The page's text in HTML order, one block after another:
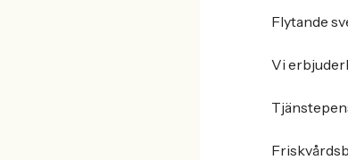
Flytande
Vi